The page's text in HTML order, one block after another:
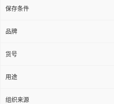
保存条件
品牌
货号
用途
组织来源